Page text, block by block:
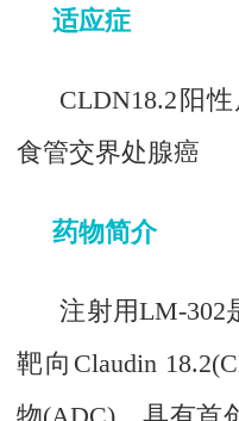
适应症
CLDN18.2阳
食管交界处腺癌
药物简介
注射用LM-302
靶向Claudin